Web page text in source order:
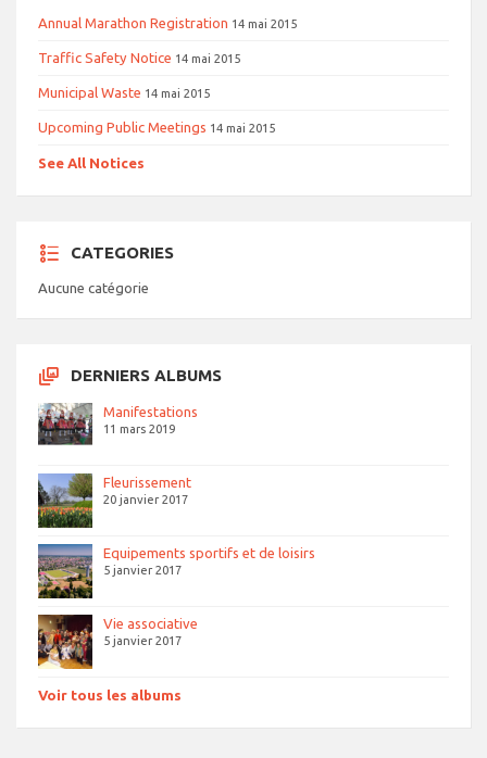
Annual Marathon Registration 14 mai 2015
Traffic Safety Notice 14 mai 2015
Municipal Waste 14 mai 2015
Upcoming Public Meetings 14 mai 2015
See All Notices
CATEGORIES
Aucune catégorie
DERNIERS ALBUMS
Manifestations
11 mars 2019
Fleurissement
20 janvier 2017
Equipements sportifs et de loisirs
5 janvier 2017
Vie associative
5 janvier 2017
Voir tous les albums